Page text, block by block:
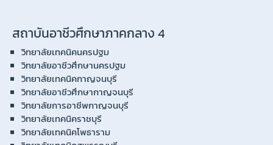
สถาบันอาชีวศึกษาภาคกลาง 4
วิทยาลัยเทคนิคนครปฐม
วิทยาลัยอาชีวศึกษานครปฐม
วิทยาลัยเทคนิคกาญจนบุรี
วิทยาลัยอาชีวศึกษากาญจนบุรี
วิทยาลัยการอาชีพกาญจนบุรี
วิทยาลัยเทคนิคราชบุรี
วิทยาลัยเทคนิคโพธาราม